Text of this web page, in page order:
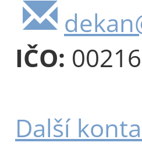
IČO:
Další